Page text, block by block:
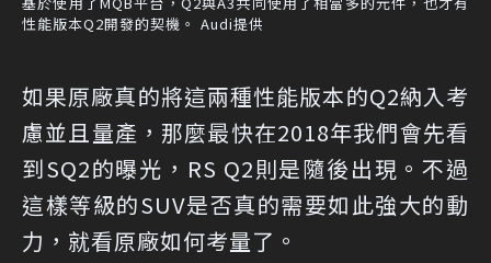
性能版本Q2開發的契機。 Audi提供
如果原廠真的將這兩種性能版本的Q2納入考
慮並且量產，那麼最快在2018年我們會先看
到SQ2的曝光，RS Q2則是隨後出現。不過
這樣等級的SUV是否真的需要如此強大的動
力，就看原廠如何考量了。